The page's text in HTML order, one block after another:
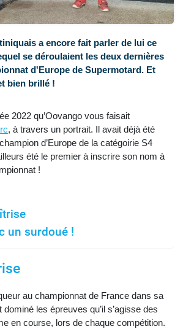
a encore fait parler de lui ce
se déroulaient les deux dernières
d'Europe de Supermotard. Et
bien brillé !
2022 qu’Oovango vous faisait
, à travers un portrait. Il avait déjà été
d’Europe de la catégoirie S4
été le premier à inscrire son nom à
!
un surdoué !
au championnat de France dans sa
les épreuves qu’il s’agisse des
en course, lors de chaque compétition.